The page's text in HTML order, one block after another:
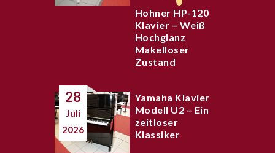
Hohner HP-120
Klavier – Weiß
Hochglanz
Makelloser
Zustand
28
Juli
2026
Yamaha Klavier
Modell U2 – Ein
zeitloser
Klassiker